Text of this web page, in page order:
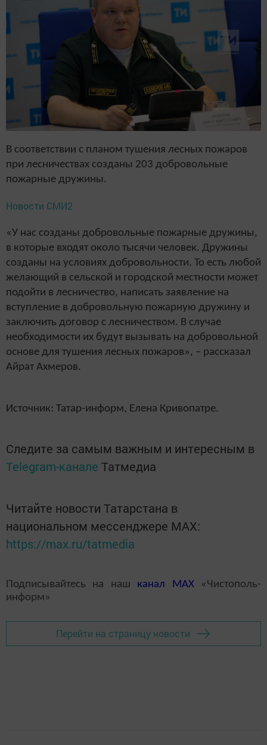
В соответствии с планом тушения лесных пожаров
при лесничествах созданы 203 добровольные
пожарные дружины.
Новости СМИ2
«У нас созданы добровольные пожарные дружины,
в которые входят около тысячи человек. Дружины
созданы на условиях добровольности. То есть любой
желающий в сельской и городской местности может
подойти в лесничество, написать заявление на
вступление в добровольную пожарную дружину и
заключить договор с лесничеством. В случае
необходимости их будут вызывать на добровольной
основе для тушения лесных пожаров», – рассказал
Айрат Ахмеров.
Источник: Татар-информ, Елена Кривопатре.
Следите за самым важным и интересным в
Telegram-канале Татмедиа
Читайте новости Татарстана в
национальном мессенджере MАХ:
https://max.ru/tatmedia
Подписывайтесь на наш канал MAX«Чистополь-
информ»
Перейти на страницу новости